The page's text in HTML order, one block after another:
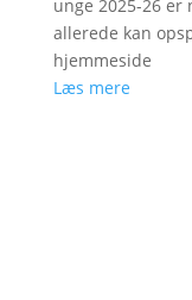
unge 2025-26
allerede kan
hjemmeside
Læs mere